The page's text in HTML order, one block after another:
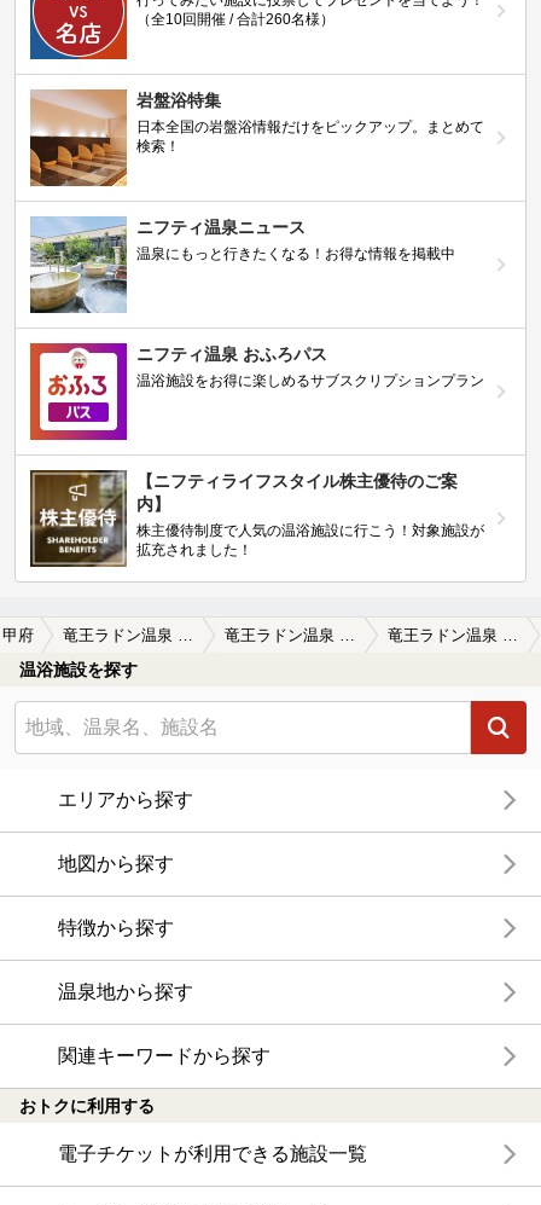
（全10回開催 / 合計260名様）
岩盤浴特集
日本全国の岩盤浴情報だけをピックアップ。まとめて
検索！
ニフティ温泉ニュース
温泉にもっと行きたくなる！お得な情報を掲載中
ニフティ温泉 おふろパス
温浴施設をお得に楽しめるサブスクリプションプラン
【ニフティライフスタイル株主優待のご案
内】
株主優待制度で人気の温浴施設に行こう！対象施設が
拡充されました！
甲府
温浴施設を探す
エリアから探す
地図から探す
特徴から探す
温泉地から探す
関連キーワードから探す
おトクに利用する
電子チケットが利用できる施設一覧